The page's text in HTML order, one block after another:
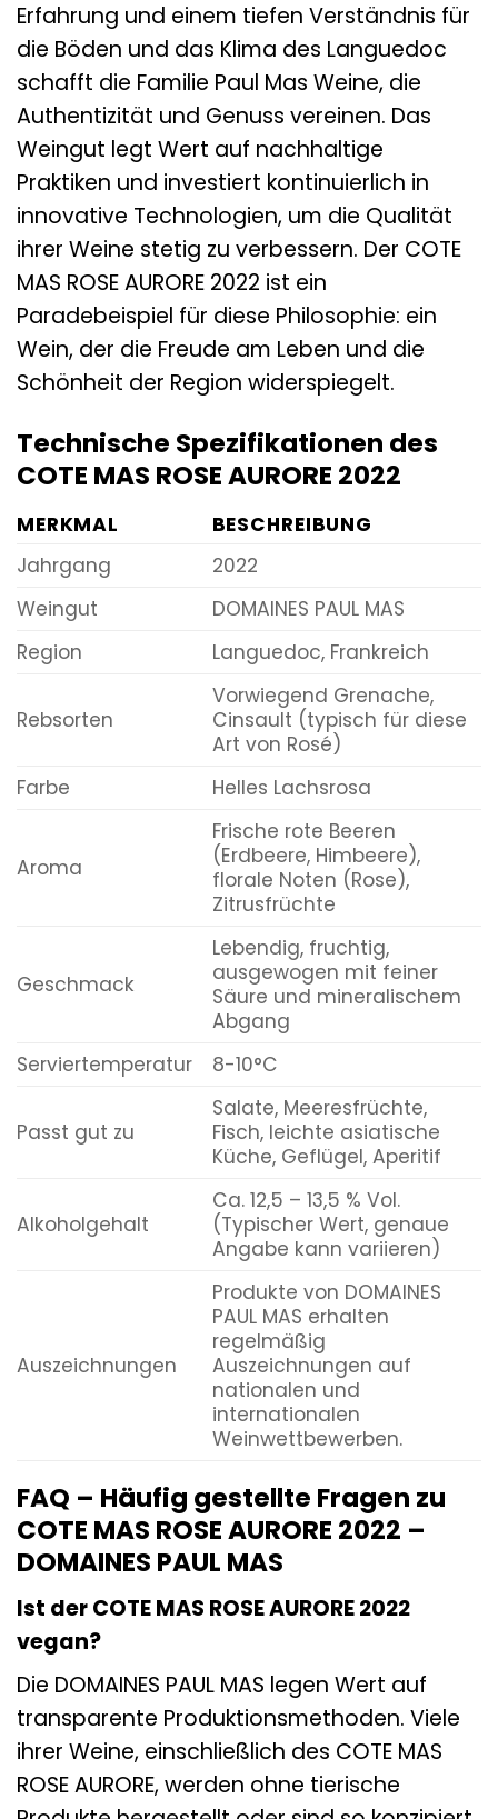
Erfahrung und einem tiefen Verständnis für
die Böden und das Klima des Languedoc
schafft die Familie Paul Mas Weine, die
Authentizität und Genuss vereinen. Das
Weingut legt Wert auf nachhaltige
Praktiken und investiert kontinuierlich in
innovative Technologien, um die Qualität
ihrer Weine stetig zu verbessern. Der COTE
MAS ROSE AURORE 2022 ist ein
Paradebeispiel für diese Philosophie: ein
Wein, der die Freude am Leben und die
Schönheit der Region widerspiegelt.
Technische Spezifikationen des
COTE MAS ROSE AURORE 2022
MERKMAL
BESCHREIBUNG
Jahrgang
2022
Weingut
DOMAINES PAUL MAS
Region
Languedoc, Frankreich
Rebsorten
Vorwiegend Grenache,
Cinsault (typisch für diese
Art von Rosé)
Farbe
Helles Lachsrosa
Aroma
Frische rote Beeren
(Erdbeere, Himbeere),
florale Noten (Rose),
Zitrusfrüchte
Geschmack
Lebendig, fruchtig,
ausgewogen mit feiner
Säure und mineralischem
Abgang
Serviertemperatur
8-10°C
Passt gut zu
Salate, Meeresfrüchte,
Fisch, leichte asiatische
Küche, Geflügel, Aperitif
Alkoholgehalt
Ca. 12,5 – 13,5 % Vol.
(Typischer Wert, genaue
Angabe kann variieren)
Auszeichnungen
Produkte von DOMAINES
PAUL MAS erhalten
regelmäßig
Auszeichnungen auf
nationalen und
internationalen
Weinwettbewerben.
FAQ – Häufig gestellte Fragen zu
COTE MAS ROSE AURORE 2022 –
DOMAINES PAUL MAS
Ist der COTE MAS ROSE AURORE 2022
vegan?
Die DOMAINES PAUL MAS legen Wert auf
transparente Produktionsmethoden. Viele
ihrer Weine, einschließlich des COTE MAS
ROSE AURORE, werden ohne tierische